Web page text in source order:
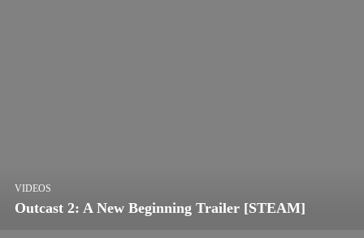
Outcast 2: A New Beginning Trailer [STEAM]
VIDEOS